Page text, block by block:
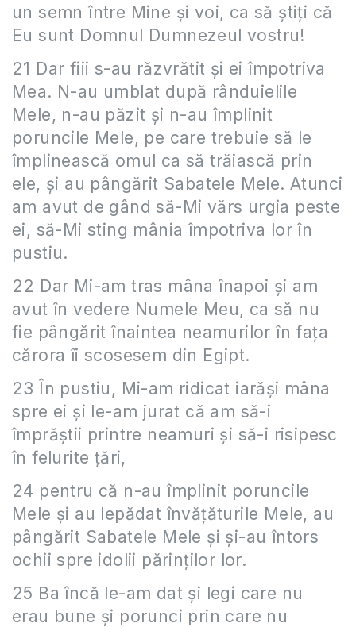
un semn între Mine şi voi, ca să ştiţi că
Eu sunt Domnul Dumnezeul vostru!
21 Dar fiii s-au răzvrătit şi ei împotriva
Mea. N-au umblat după rânduielile
Mele, n-au păzit şi n-au împlinit
poruncile Mele, pe care trebuie să le
împlinească omul ca să trăiască prin
ele, şi au pângărit Sabatele Mele. Atunci
am avut de gând să-Mi vărs urgia peste
ei, să-Mi sting mânia împotriva lor în
pustiu.
22 Dar Mi-am tras mâna înapoi şi am
avut în vedere Numele Meu, ca să nu
fie pângărit înaintea neamurilor în faţa
cărora îi scosesem din Egipt.
23 În pustiu, Mi-am ridicat iarăşi mâna
spre ei şi le-am jurat că am să-i
împrăştii printre neamuri şi să-i risipesc
în felurite ţări,
24 pentru că n-au împlinit poruncile
Mele şi au lepădat învăţăturile Mele, au
pângărit Sabatele Mele şi şi-au întors
ochii spre idolii părinţilor lor.
25 Ba încă le-am dat şi legi care nu
erau bune şi porunci prin care nu